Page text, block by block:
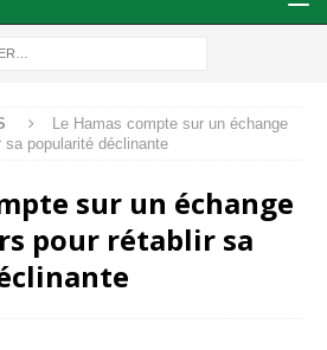
Le Hamas compte sur un échange
popularité déclinante
sur un échange
pour rétablir sa